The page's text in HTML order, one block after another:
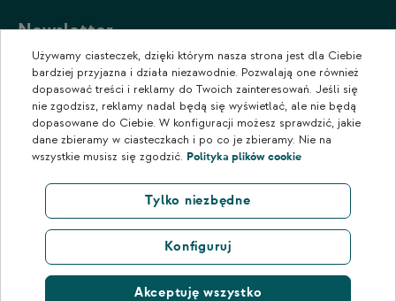
Newsletter
Zapisz się do naszego newslettera, aby otrzymywać informacje o
promocjach i nowościach w naszym sklepie.
Używamy ciasteczek, dzięki którym nasza strona jest dla Ciebie
bardziej przyjazna i działa niezawodnie. Pozwalają one również
dopasować treści i reklamy do Twoich zainteresowań. Jeśli się
nie zgodzisz, reklamy nadal będą się wyświetlać, ale nie będą
dopasowane do Ciebie. W konfiguracji możesz sprawdzić, jakie
dane zbieramy w ciasteczkach i po co je zbieramy. Nie na
wszystkie musisz się zgodzić. Polityka plików cookie
Tylko niezbędne
Konfiguruj
Akceptuję wszystko